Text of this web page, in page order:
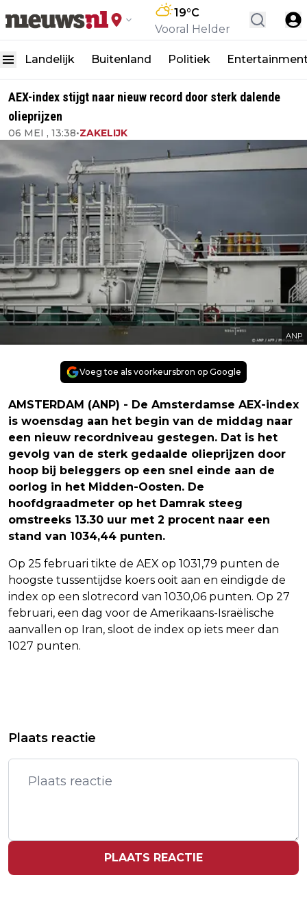
19°C
Vooral Helder
Landelijk Buitenland Politiek
AEX-index stijgt naar nieuw record door sterk dalende
olieprijzen
06 MEI , 13:38•ZAKELIJK
ANP
Voeg toe als voorkeursbron op Google
AMSTERDAM (ANP) - De Amsterdamse AEX-index
is woensdag aan het begin van de middag naar
een nieuw recordniveau gestegen. Dat is het
gevolg van de sterk gedaalde olieprijzen door
hoop bij beleggers op een snel einde aan de
oorlog in het Midden-Oosten. De
hoofdgraadmeter op het Damrak steeg
omstreeks 13.30 uur met 2 procent naar een
stand van 1034,44 punten.
Op 25 februari tikte de AEX op 1031,79 punten de
hoogste tussentijdse koers ooit aan en eindigde de
index op een slotrecord van 1030,06 punten. Op 27
februari, een dag voor de Amerikaans-Israëlische
aanvallen op Iran, sloot de index op iets meer dan
1027 punten.
STREAMINGDIENST EN PRETPARKEN
EERSTE MEDISCHE
EVACUATIEVLUCHT VANAF
KAAPVERDIË VERTROKKEN
Plaats reactie
PLAATS REACTIE